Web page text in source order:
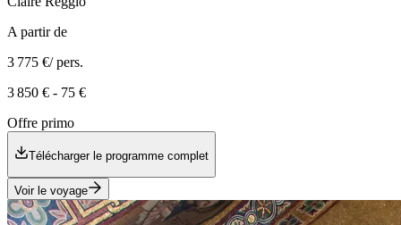
A partir de
3 775 €/ pers.
3 850 € - 75 €
Offre primo
Télécharger le programme complet
Voir le voyage